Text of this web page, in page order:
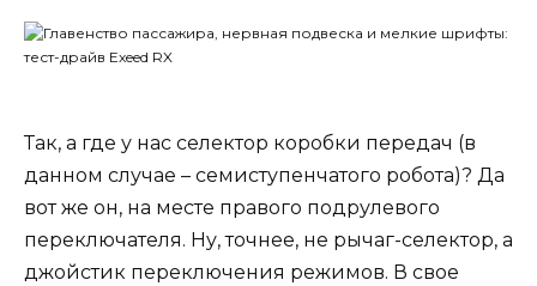
Так, а где у нас селектор коробки передач (в
данном случае – семиступенчатого робота)? Да
вот же он, на месте правого подрулевого
переключателя. Ну, точнее, не рычаг-селектор, а
джойстик переключения режимов. В свое